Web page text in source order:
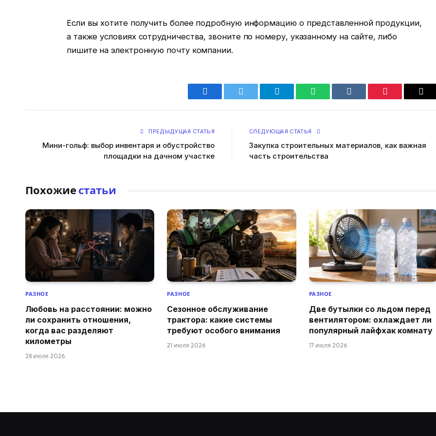
Если вы хотите получить более подробную информацию о представленной продукции,
а также условиях сотрудничества, звоните по номеру, указанному на сайте, либо
пишите на электронную почту компании.
Facebook Twitter Telegram WhatsAppVKontaktePinterest
ПРЕДЫДУЩАЯ СТАТЬЯ
Мини-гольф: выбор инвентаря и обустройство
площадки на дачном участке
СЛЕДУЮЩАЯ СТАТЬЯ
Закупка строительных материалов, как важная
часть строительства
Похожие статьи
РАЗНОЕ
Любовь на расстоянии: можно
ли сохранить отношения,
когда вас разделяют
километры
28 июля 2026
РАЗНОЕ
Сезонное обслуживание
трактора: какие системы
требуют особого внимания
21 июля 2026
РАЗНОЕ
Две бутылки со льдом перед
вентилятором: охлаждает ли
популярный лайфхак комнату
17 июля 2026